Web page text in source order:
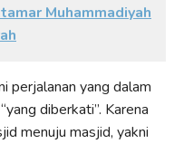
Muhammadiyah
perjalanan yang dalam
diberkati”. Karena
menuju masjid, yakni